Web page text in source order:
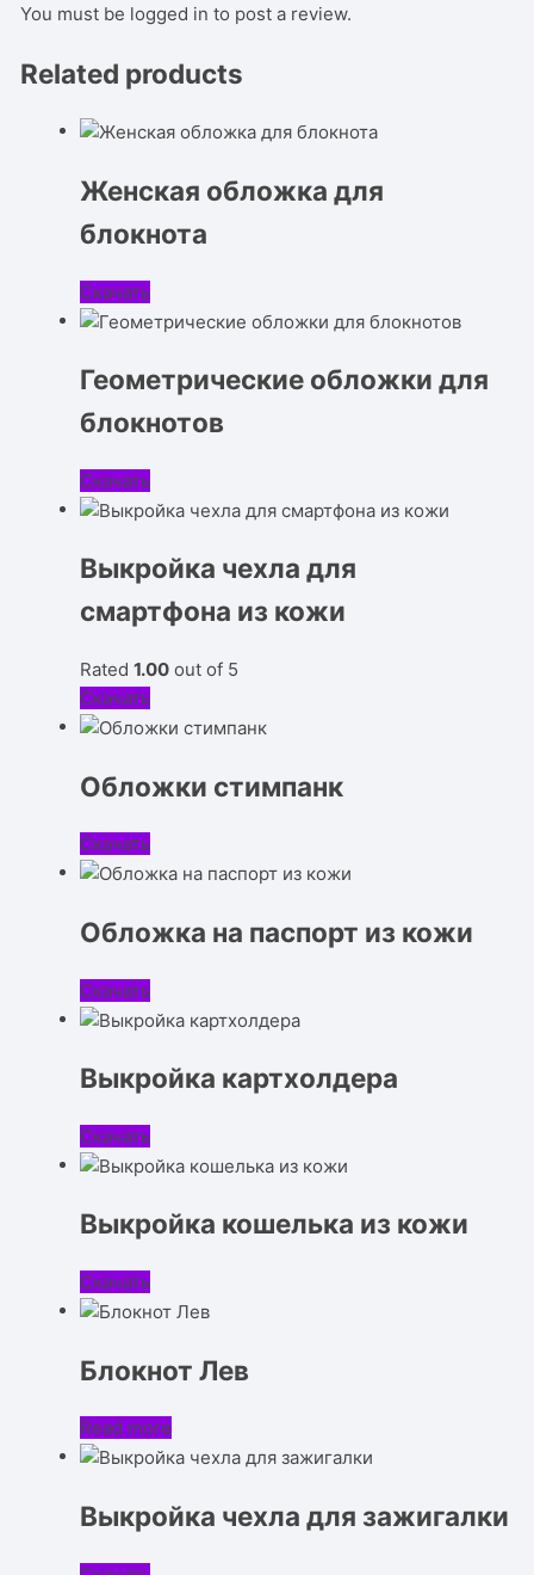
You must be logged in to post a review.
Related products
Женская обложка для
блокнота
Скачать
Геометрические обложки для
блокнотов
Скачать
Выкройка чехла для
смартфона из кожи
Rated1.00 out of 5
Скачать
Обложки стимпанк
Скачать
Обложка на паспорт из кожи
Скачать
Выкройка картхолдера
Скачать
Выкройка кошелька из кожи
Скачать
Блокнот Лев
Read more
Выкройка чехла для зажигалки